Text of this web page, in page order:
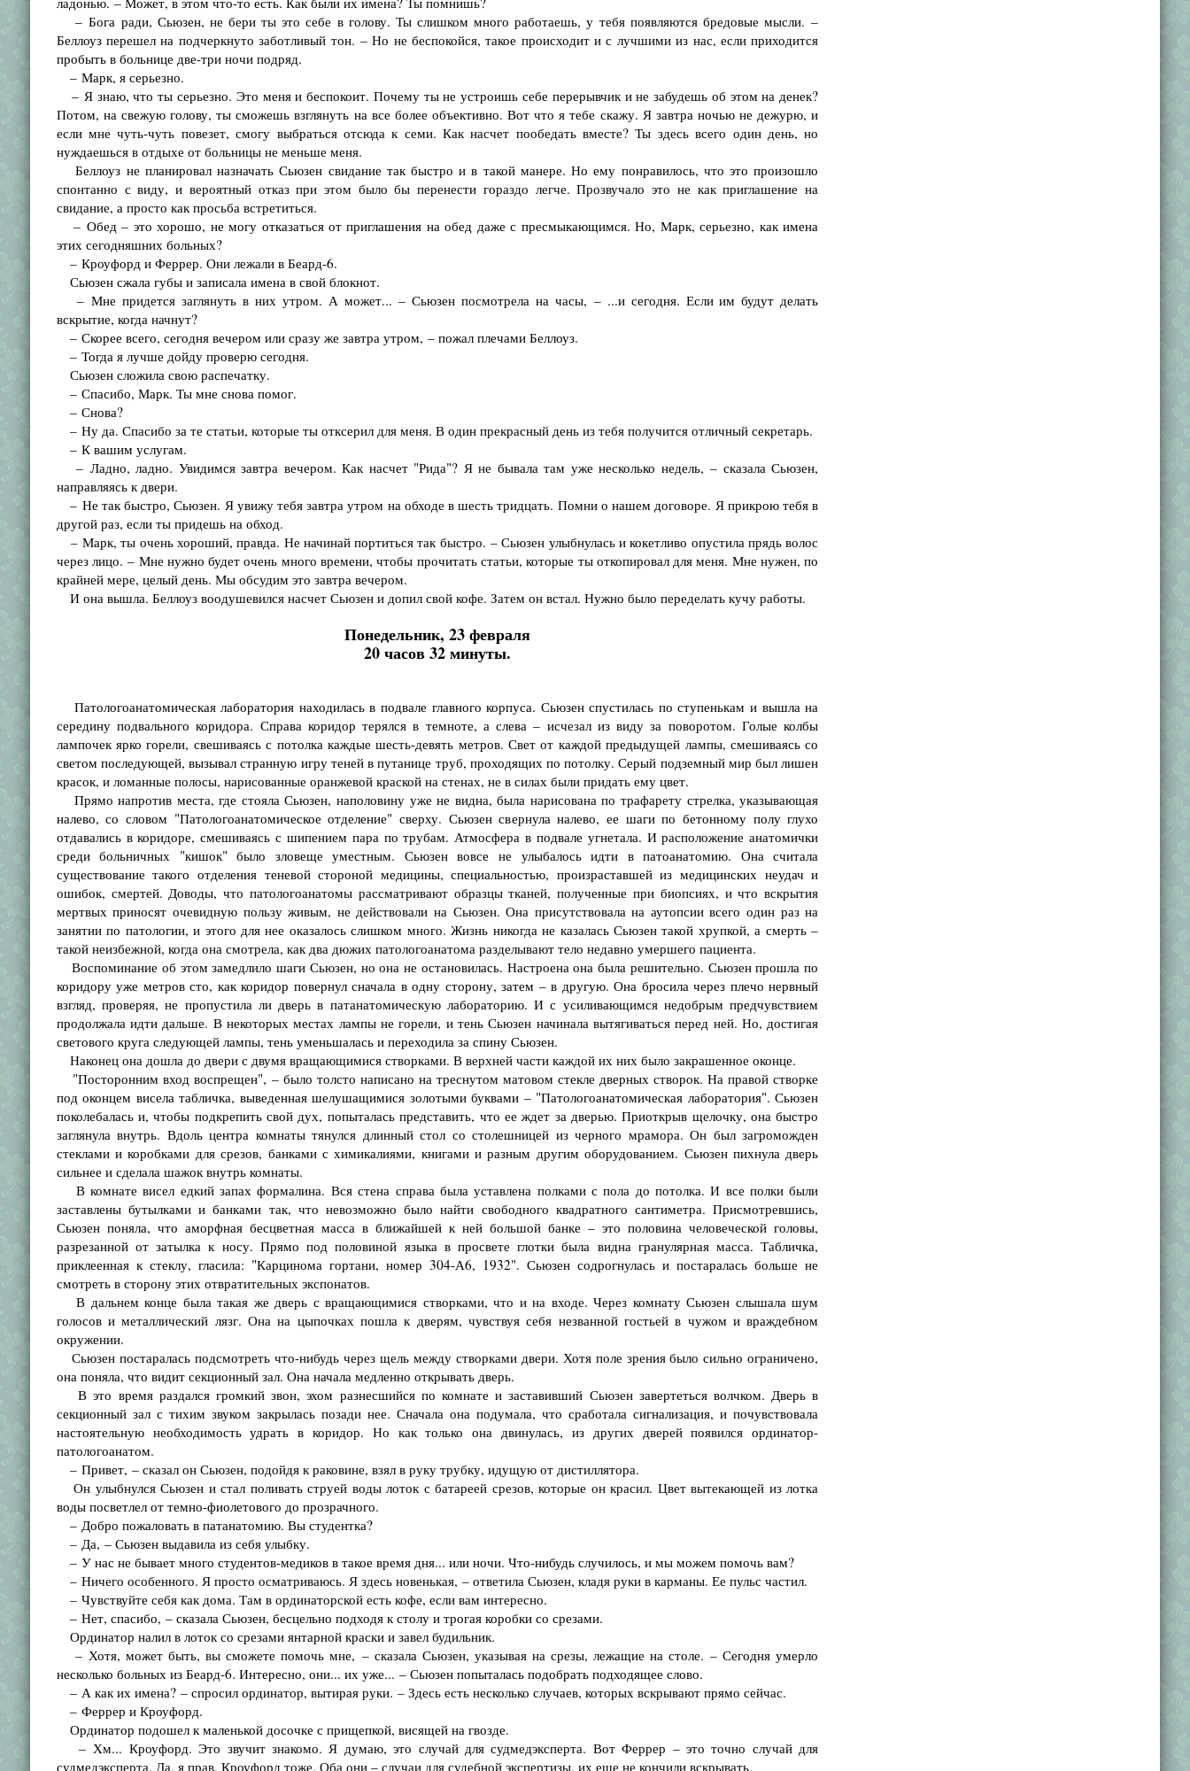
– Бога ради, Сьюзен, не бери ты это себе в голову. Ты слишком много работаешь, у тебя появляются бредовые мысли. –
Беллоуз перешел на подчеркнуто заботливый тон. – Но не беспокойся, такое происходит и с лучшими из нас, если приходится
пробыть в больнице две-три ночи подряд.
– Марк, я серьезно.
– Я знаю, что ты серьезно. Это меня и беспокоит. Почему ты не устроишь себе перерывчик и не забудешь об этом на денек?
Потом, на свежую голову, ты сможешь взглянуть на все более объективно. Вот что я тебе скажу. Я завтра ночью не дежурю, и
если мне чуть-чуть повезет, смогу выбраться отсюда к семи. Как насчет пообедать вместе? Ты здесь всего один день, но
нуждаешься в отдыхе от больницы не меньше меня.
Беллоуз не планировал назначать Сьюзен свидание так быстро и в такой манере. Но ему понравилось, что это произошло
спонтанно с виду, и вероятный отказ при этом было бы перенести гораздо легче. Прозвучало это не как приглашение на
свидание, а просто как просьба встретиться.
– Обед – это хорошо, не могу отказаться от приглашения на обед даже с пресмыкающимся. Но, Марк, серьезно, как имена
этих сегодняшних больных?
– Кроуфорд и Феррер. Они лежали в Беард-6.
Сьюзен сжала губы и записала имена в свой блокнот.
– Мне придется заглянуть в них утром. А может... – Сьюзен посмотрела на часы, – ...и сегодня. Если им будут делать
вскрытие, когда начнут?
– Скорее всего, сегодня вечером или сразу же завтра утром, – пожал плечами Беллоуз.
– Тогда я лучше дойду проверю сегодня.
Сьюзен сложила свою распечатку.
– Спасибо, Марк. Ты мне снова помог.
– Снова?
– Ну да. Спасибо за те статьи, которые ты отксерил для меня. В один прекрасный день из тебя получится отличный секретарь.
– К вашим услугам.
– Ладно, ладно. Увидимся завтра вечером. Как насчет "Рида"? Я не бывала там уже несколько недель, – сказала Сьюзен,
направляясь к двери.
– Не так быстро, Сьюзен. Я увижу тебя завтра утром на обходе в шесть тридцать. Помни о нашем договоре. Я прикрою тебя в
другой раз, если ты придешь на обход.
– Марк, ты очень хороший, правда. Не начинай портиться так быстро. – Сьюзен улыбнулась и кокетливо опустила прядь волос
через лицо. – Мне нужно будет очень много времени, чтобы прочитать статьи, которые ты откопировал для меня. Мне нужен, по
крайней мере, целый день. Мы обсудим это завтра вечером.
И она вышла. Беллоуз воодушевился насчет Сьюзен и допил свой кофе. Затем он встал. Нужно было переделать кучу работы.
Понедельник, 23 февраля
20 часов 32 минуты.
Патологоанатомическая лаборатория находилась в подвале главного корпуса. Сьюзен спустилась по ступенькам и вышла на
середину подвального коридора. Справа коридор терялся в темноте, а слева – исчезал из виду за поворотом. Голые колбы
лампочек ярко горели, свешиваясь с потолка каждые шесть-девять метров. Свет от каждой предыдущей лампы, смешиваясь со
светом последующей, вызывал странную игру теней в путанице труб, проходящих по потолку. Серый подземный мир был лишен
красок, и ломанные полосы, нарисованные оранжевой краской на стенах, не в силах были придать ему цвет.
Прямо напротив места, где стояла Сьюзен, наполовину уже не видна, была нарисована по трафарету стрелка, указывающая
налево, со словом "Патологоанатомическое отделение" сверху. Сьюзен свернула налево, ее шаги по бетонному полу глухо
отдавались в коридоре, смешиваясь с шипением пара по трубам. Атмосфера в подвале угнетала. И расположение анатомички
среди больничных "кишок" было зловеще уместным. Сьюзен вовсе не улыбалось идти в патоанатомию. Она считала
существование такого отделения теневой стороной медицины, специальностью, произраставшей из медицинских неудач и
ошибок, смертей. Доводы, что патологоанатомы рассматривают образцы тканей, полученные при биопсиях, и что вскрытия
мертвых приносят очевидную пользу живым, не действовали на Сьюзен. Она присутствовала на аутопсии всего один раз на
занятии по патологии, и этого для нее оказалось слишком много. Жизнь никогда не казалась Сьюзен такой хрупкой, а смерть –
такой неизбежной, когда она смотрела, как два дюжих патологоанатома разделывают тело недавно умершего пациента.
Воспоминание об этом замедлило шаги Сьюзен, но она не остановилась. Настроена она была решительно. Сьюзен прошла по
коридору уже метров сто, как коридор повернул сначала в одну сторону, затем – в другую. Она бросила через плечо нервный
взгляд, проверяя, не пропустила ли дверь в патанатомическую лабораторию. И с усиливающимся недобрым предчувствием
продолжала идти дальше. В некоторых местах лампы не горели, и тень Сьюзен начинала вытягиваться перед ней. Но, достигая
светового круга следующей лампы, тень уменьшалась и переходила за спину Сьюзен.
Наконец она дошла до двери с двумя вращающимися створками. В верхней части каждой их них было закрашенное оконце.
"Посторонним вход воспрещен", – было толсто написано на треснутом матовом стекле дверных створок. На правой створке
под оконцем висела табличка, выведенная шелушащимися золотыми буквами – "Патологоанатомическая лаборатория". Сьюзен
поколебалась и, чтобы подкрепить свой дух, попыталась представить, что ее ждет за дверью. Приоткрыв щелочку, она быстро
заглянула внутрь. Вдоль центра комнаты тянулся длинный стол со столешницей из черного мрамора. Он был загроможден
стеклами и коробками для срезов, банками с химикалиями, книгами и разным другим оборудованием. Сьюзен пихнула дверь
сильнее и сделала шажок внутрь комнаты.
В комнате висел едкий запах формалина. Вся стена справа была уставлена полками с пола до потолка. И все полки были
заставлены бутылками и банками так, что невозможно было найти свободного квадратного сантиметра. Присмотревшись,
Сьюзен поняла, что аморфная бесцветная масса в ближайшей к ней большой банке – это половина человеческой головы,
разрезанной от затылка к носу. Прямо под половиной языка в просвете глотки была видна гранулярная масса. Табличка,
приклеенная к стеклу, гласила: "Карцинома гортани, номер 304-А6, 1932". Сьюзен содрогнулась и постаралась больше не
смотреть в сторону этих отвратительных экспонатов.
В дальнем конце была такая же дверь с вращающимися створками, что и на входе. Через комнату Сьюзен слышала шум
голосов и металлический лязг. Она на цыпочках пошла к дверям, чувствуя себя незванной гостьей в чужом и враждебном
окружении.
Сьюзен постаралась подсмотреть что-нибудь через щель между створками двери. Хотя поле зрения было сильно ограничено,
она поняла, что видит секционный зал. Она начала медленно открывать дверь.
В это время раздался громкий звон, эхом разнесшийся по комнате и заставивший Сьюзен завертеться волчком. Дверь в
секционный зал с тихим звуком закрылась позади нее. Сначала она подумала, что сработала сигнализация, и почувствовала
настоятельную необходимость удрать в коридор. Но как только она двинулась, из других дверей появился ординатор-
патологоанатом.
– Привет, – сказал он Сьюзен, подойдя к раковине, взял в руку трубку, идущую от дистиллятора.
Он улыбнулся Сьюзен и стал поливать струей воды лоток с батареей срезов, которые он красил. Цвет вытекающей из лотка
воды посветлел от темно-фиолетового до прозрачного.
– Добро пожаловать в патанатомию. Вы студентка?
– Да, – Сьюзен выдавила из себя улыбку.
– У нас не бывает много студентов-медиков в такое время дня... или ночи. Что-нибудь случилось, и мы можем помочь вам?
– Ничего особенного. Я просто осматриваюсь. Я здесь новенькая, – ответила Сьюзен, кладя руки в карманы. Ее пульс частил.
– Чувствуйте себя как дома. Там в ординаторской есть кофе, если вам интересно.
– Нет, спасибо, – сказала Сьюзен, бесцельно подходя к столу и трогая коробки со срезами.
Ординатор налил в лоток со срезами янтарной краски и завел будильник.
– Хотя, может быть, вы сможете помочь мне, – сказала Сьюзен, указывая на срезы, лежащие на столе. – Сегодня умерло
несколько больных из Беард-6. Интересно, они... их уже... – Сьюзен попыталась подобрать подходящее слово.
– А как их имена? – спросил ординатор, вытирая руки. – Здесь есть несколько случаев, которых вскрывают прямо сейчас.
– Феррер и Кроуфорд.
Ординатор подошел к маленькой досочке с прищепкой, висящей на гвозде.
– Хм... Кроуфорд. Это звучит знакомо. Я думаю, это случай для судмедэксперта. Вот Феррер – это точно случай для
судмедэксперта. Да, я прав, Кроуфорд тоже. Оба они – случаи для судебной экспертизы, их еще не кончили вскрывать.